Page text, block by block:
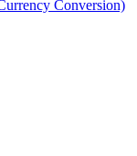
Conversion)